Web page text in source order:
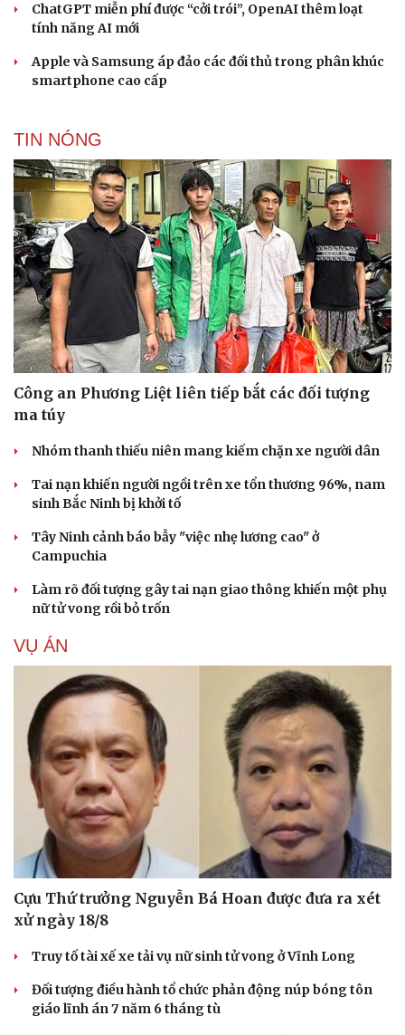
ChatGPT miễn phí được “cởi trói”, OpenAI thêm loạt
tính năng AI mới
Apple và Samsung áp đảo các đối thủ trong phân khúc
smartphone cao cấp
TIN NÓNG
Công an Phương Liệt liên tiếp bắt các đối tượng
ma túy
Nhóm thanh thiếu niên mang kiếm chặn xe người dân
Tai nạn khiến người ngồi trên xe tổn thương 96%, nam
sinh Bắc Ninh bị khởi tố
Tây Ninh cảnh báo bẫy "việc nhẹ lương cao" ở
Campuchia
Làm rõ đối tượng gây tai nạn giao thông khiến một phụ
nữ tử vong rồi bỏ trốn
VỤ ÁN
Cựu Thứ trưởng Nguyễn Bá Hoan được đưa ra xét
xử ngày 18/8
Truy tố tài xế xe tải vụ nữ sinh tử vong ở Vĩnh Long
Đối tượng điều hành tổ chức phản động núp bóng tôn
giáo lĩnh án 7 năm 6 tháng tù